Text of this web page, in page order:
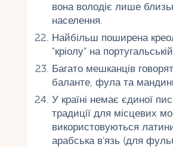
вона володіє лише
населення.
Найбільш поширена
"кріолу" на
Багато мешканців
баланте, фула та
У країні немає єдиної
традиції для місцевих
використовуються
арабська в'язь (для